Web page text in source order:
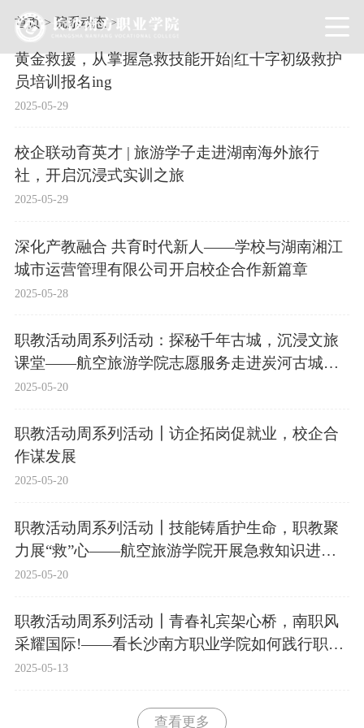
首页 > 院系动态>
黄金救援，从掌握急救技能开始|红十字初级救护
员培训报名ing
2025-05-29
校企联动育英才 | 旅游学子走进湖南海外旅行
社，开启沉浸式实训之旅
2025-05-29
深化产教融合 共育时代新人——学校与湖南湘江
城市运营管理有限公司开启校企合作新篇章
2025-05-28
职教活动周系列活动：探秘千年古城，沉浸文旅
课堂——航空旅游学院志愿服务走进炭河古城景
区
2025-05-20
职教活动周系列活动┃访企拓岗促就业，校企合
作谋发展
2025-05-20
职教活动周系列活动┃技能铸盾护生命，职教聚
力展“救”心——航空旅游学院开展急救知识进校
园志愿服务活动
2025-05-20
职教活动周系列活动┃青春礼宾架心桥，南职风
采耀国际!——看长沙南方职业学院如何践行职教
强国使命
2025-05-13
查看更多